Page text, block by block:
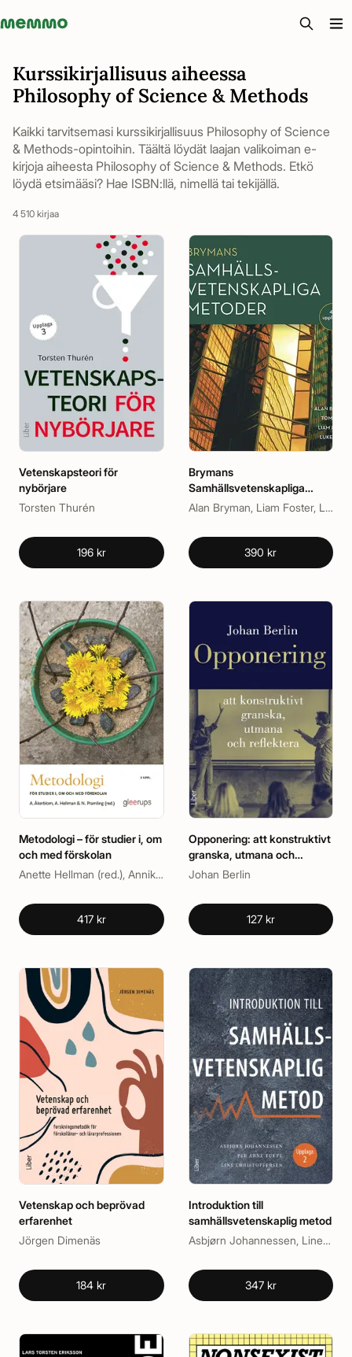
Memmo - AI-verktyg och digital kurslitteratur
Kurssikirjallisuus aiheessa
Philosophy of Science & Methods
Kaikki tarvitsemasi kurssikirjallisuus Philosophy of Science
& Methods-opintoihin. Täältä löydät laajan valikoiman e-
kirjoja aiheesta Philosophy of Science & Methods. Etkö
löydä etsimääsi? Hae ISBN:llä, nimellä tai tekijällä.
4 510 kirjaa
Vetenskapsteori för
nybörjare
Torsten Thurén
196 kr
Brymans
Samhällsvetenskapliga
metoder
Alan Bryman, Liam Foster, Luke Sloan, Tom Clark
390 kr
Metodologi – för studier i, om
och med förskolan
Anette Hellman (red.), Annika Åkerblom (red.), Niklas Pramling (red.)
417 kr
Opponering: att konstruktivt
granska, utmana och
reflektera
Johan Berlin
127 kr
Vetenskap och beprövad
erfarenhet
Jörgen Dimenäs
184 kr
Introduktion till
samhällsvetenskaplig metod
Asbjørn Johannessen, Line Christoffersen, Per Arne Tufte
347 kr